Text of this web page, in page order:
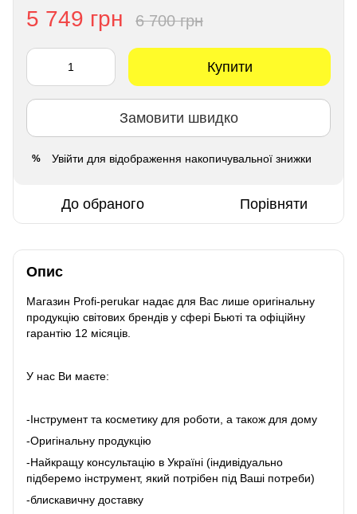
5 749 грн 6 700 грн
Купити
Замовити швидко
% Увійти для відображення накопичувальної знижки
До обраного Порівняти
Опис
Магазин Profi-perukar надає для Вас лише оригінальну
продукцію світових брендів у сфері Бьюті та офіційну
гарантію 12 місяців.
У нас Ви маєте:
-Інструмент та косметику для роботи, а також для дому
-Оригінальну продукцію
-Найкращу консультацію в Україні (індивідуально
підберемо інструмент, який потрібен під Ваші потреби)
-блискавичну доставку